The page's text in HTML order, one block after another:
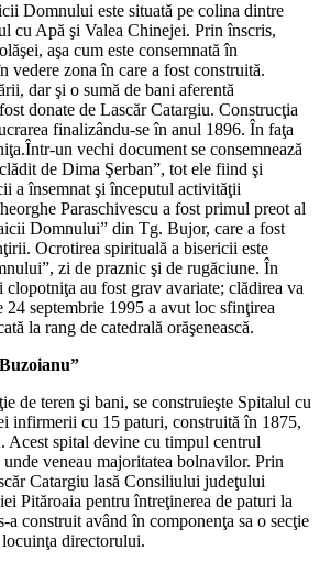
Domnului este situată pe colina dintre
cu Apă şi Valea Chinejei. Prin înscris,
aşa cum este consemnată în
vedere zona în care a fost construită.
dar şi o sumă de bani aferentă
donate de Lascăr Catargiu. Construcţia
finalizându-se în anul 1896. În faţa
un vechi document se consemnează
de Dima Şerban”, tot ele fiind şi
a însemnat şi începutul activităţii
Paraschivescu a fost primul preot al
Domnului” din Tg. Bujor, care a fost
Ocrotirea spirituală a bisericii este
zi de praznic şi de rugăciune. În
clopotniţa au fost grav avariate; clădirea va
septembrie 1995 a avut loc sfinţirea
la rang de catedrală orăşenească.
de teren şi bani, se construieşte Spitalul cu
infirmerii cu 15 paturi, construită în 1875,
Acest spital devine cu timpul centrul
veneau majoritatea bolnavilor. Prin
Catargiu lasă Consiliului judeţului
Pităroaia pentru întreţinerea de paturi la
construit având în componenţa sa o secţie
directorului.